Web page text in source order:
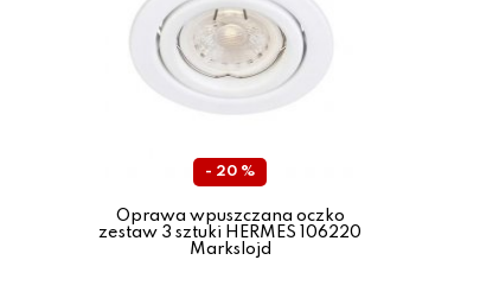
- 20 %
Oprawa wpuszczana oczko
zestaw 3 sztuki HERMES 106220
Markslojd